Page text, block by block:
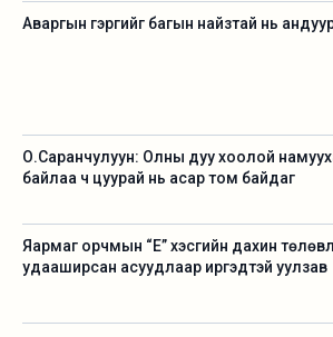
Аваргын гэргийг багын найзтай нь
О.Саранчулуун: Олны дуу хоолой
байлаа ч цуурай нь асар том байдаг
Яармаг орчмын “Е” хэсгийн дахин
удааширсан асуудлаар иргэдтэй уулзав